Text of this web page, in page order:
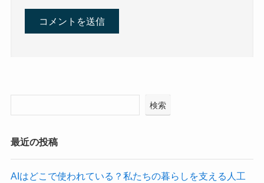
検索
最近の投稿
AIはどこで使われている？私たちの暮らしを支える人工